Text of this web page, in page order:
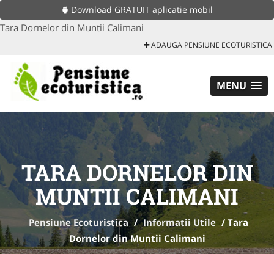
Download GRATUIT aplicatie mobil
Tara Dornelor din Muntii Calimani
ADAUGA PENSIUNE ECOTURISTICA
MENU
TARA DORNELOR DIN
MUNTII CALIMANI
Pensiune Ecoturistica / Informatii Utile / Tara
Dornelor din Muntii Calimani